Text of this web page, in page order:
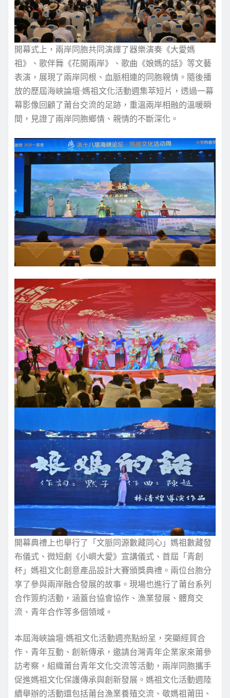
開幕式上，兩岸同胞共同演繹了器樂演奏《大愛媽
祖》、歌伴舞《花開兩岸》、歌曲《娘媽的話》等文藝
表演，展現了兩岸同根、血脈相連的同胞親情。隨後播
放的歷屆海峽論壇·媽祖文化活動週集萃短片，透過一幕
幕影像回顧了莆台交流的足跡，重溫兩岸相融的溫暖瞬
間，見證了兩岸同胞鄉情、親情的不斷深化。
開幕典禮上也舉行了「文脈同源數藏同心」媽祖數藏發
布儀式、微短劇《小嶼大愛》宣講儀式、首屆「青創
杯」媽祖文化創意產品設計大賽頒獎典禮。兩位台胞分
享了參與兩岸融合發展的故事。現場也進行了莆台系列
合作簽約活動，涵蓋台協會協作、漁業發展、體育交
流、青年合作等多個領域。
本屆海峽論壇·媽祖文化活動週亮點紛呈，突顯經貿合
作、青年互動、創新傳承，邀請台灣青年企業家來莆參
訪考察，組織莆台青年文化交流等活動，兩岸同胞攜手
促進媽祖文化保護傳承與創新發展。媽祖文化活動週陸
續舉辦的活動還包括莆台漁業養殖交流、敬媽祖莆田、